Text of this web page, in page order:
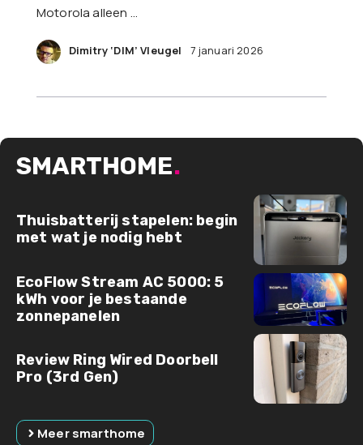
Motorola alleen …
Dimitry ‘DIM’ Vleugel 7 januari 2026
SMARTHOME.
Thuisbatterij stapelen: begin
met wat je nodig hebt
EcoFlow Stream AC 5000: 5
kWh voor je bestaande
zonnepanelen
Review Ring Wired Doorbell
Pro (3rd Gen)
Meer smarthome